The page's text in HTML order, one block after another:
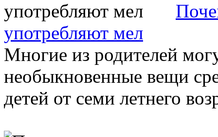
употребляют мел
Многие из родителей
необыкновенные вещи
детей от семи летнего